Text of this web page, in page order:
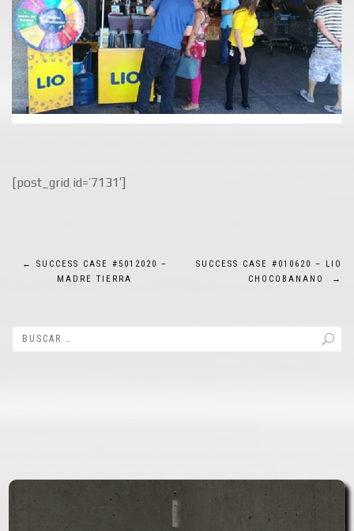
[post_grid id=’7131′]
Navegación
entradas
←
SUCCESS CASE #5012020 –
MADRE TIERRA
SUCCESS CASE #010620 – LIO
CHOCOBANANO
→